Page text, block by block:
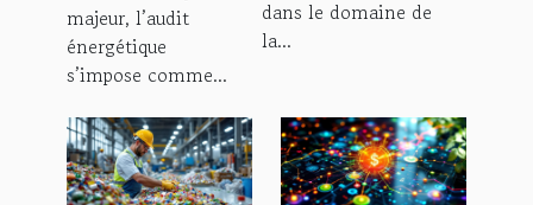
?
majeur, l’audit
énergétique
s’impose comme...
dans le domaine de
la...